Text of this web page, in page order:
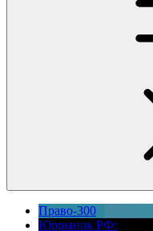
Право-300
Юррынок РФ: